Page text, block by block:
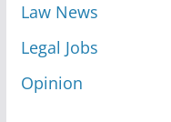
Law News
Legal Jobs
Opinion